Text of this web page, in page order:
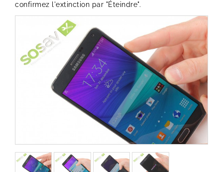
confirmez l'extinction par "Éteindre".